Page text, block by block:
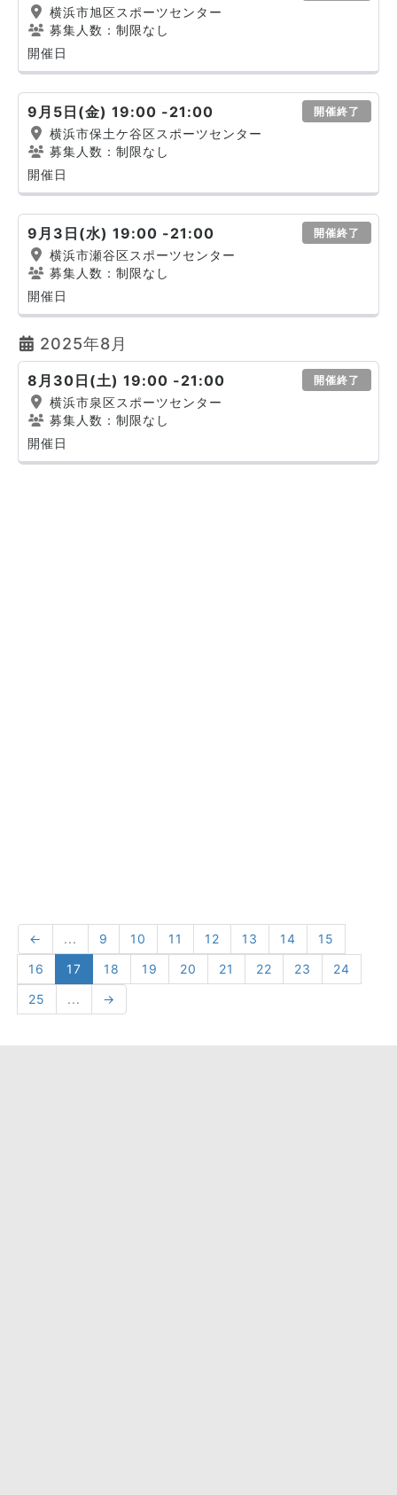
横浜市旭区スポーツセンター
募集人数：制限なし
開催日
9月5日(金) 19:00 -21:00 開催終了
横浜市保土ケ谷区スポーツセンター
募集人数：制限なし
開催日
9月3日(水) 19:00 -21:00 開催終了
横浜市瀬谷区スポーツセンター
募集人数：制限なし
開催日
2025年8月
8月30日(土) 19:00 -21:00 開催終了
横浜市泉区スポーツセンター
募集人数：制限なし
開催日
← ... 9 10 11 12 13 14
15
16
17 18 19 20 21 22 23
24
25
... →